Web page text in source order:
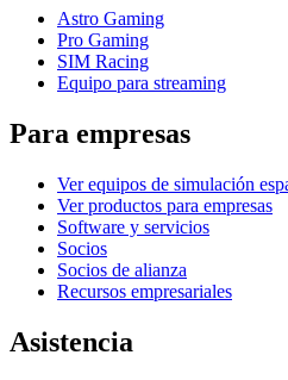
Astro Gaming
Pro Gaming
SIM Racing
Equipo para streaming
Para empresas
Ver equipos de simulación
Ver productos para empresas
Software y servicios
Socios
Socios de alianza
Recursos empresariales
Asistencia